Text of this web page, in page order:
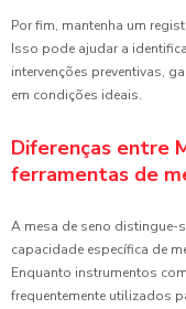
Por fim, mantenha um
Isso pode ajudar a
intervenções preventivas,
em condições ideais.
Diferenças entre
ferramentas de
A mesa de seno distingue-
capacidade específica de
Enquanto instrumentos
frequentemente utilizados